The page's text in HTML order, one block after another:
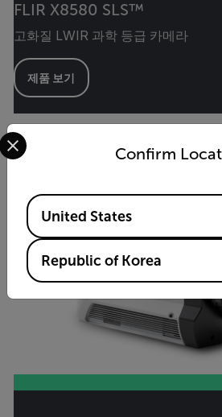
FLIR X8580 SLS™
고화질 LWIR 과학 등급 카메라
제품 보기
Confirm
Select your preferred country and
Available Locations
United States
Republic of Korea